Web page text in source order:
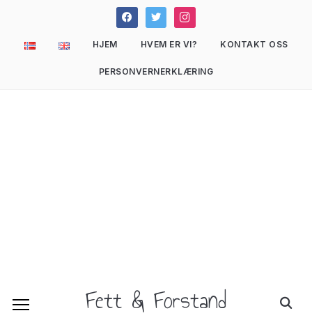
facebooktwitter instagram
HJEM HVEM ER VI? KONTAKT OSS
PERSONVERNERKLÆRING
Fett & Forstand